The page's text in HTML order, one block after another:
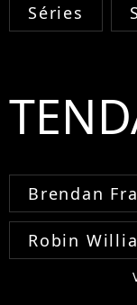
Séries
Brendan
Robin